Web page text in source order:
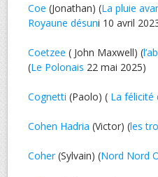
Coe (Jonathan) (La pluie
Royaune désuni 10 avril
Coetzee ( John Maxwell) (
(Le Polonais 22 mai 2025)
Cognetti (Paolo) ( La félicité
Cohen Hadria (Victor) (les
Coher(Sylvain) (Nord Nord